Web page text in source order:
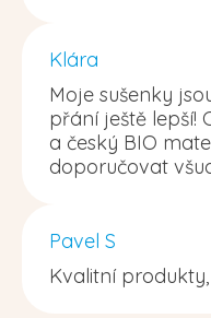
Klára
Moje sušenky
přání ještě lepší!
a český BIO
doporučovat
Pavel S
Kvalitní